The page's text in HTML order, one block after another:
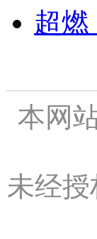
超
本网
未经